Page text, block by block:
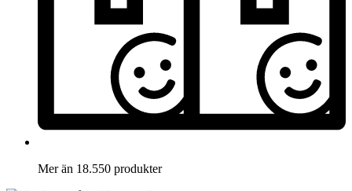
Mer än 18.550 produkter